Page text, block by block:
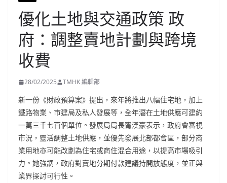
優化土地與交通政策 政
府：調整賣地計劃與跨境
收費
28/02/2025 TMHK 編輯部
新一份《財政預算案》提出，來年將推出八幅住宅地，加上
鐵路物業、市建局及私人發展等，全年潛在土地供應可建約
一萬三千七百個單位。發展局局長甯漢豪表示，政府會審視
市況，靈活調整土地供應，並優先發展北部都會區，部分商
業用地亦可能改劃為住宅或商住混合用途，以提高市場吸引
力。她強調，政府對賣地分期付款建議持開放態度，並正與
業界探討可行性。